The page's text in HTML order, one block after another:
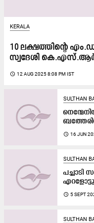
KERALA
10 ലക്ഷത്തിന്റെ
സ്വദേശി
access_time 12 AUG 2025 8:08 PM IST
SULTHAN
access_time 16 JUN
SULTHAN
പച്ചാടി
access_time 5 SEPT
SULTHAN